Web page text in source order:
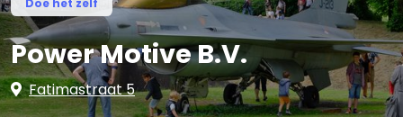
Doe het zelf
Power Motive B.V.
Fatimastraat 5